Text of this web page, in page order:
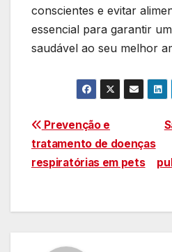
conscientes e evitar
essencial para garantir
saudável ao seu melhor
Navegação
de
Prevenção e
tratamento de doenças
respiratórias em pets